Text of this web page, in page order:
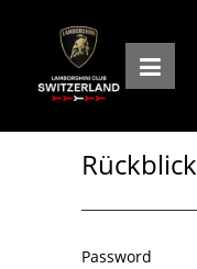
Rückblick
Password